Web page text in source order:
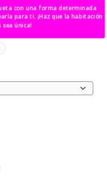
con una forma determinada
que la habitación
sea única!